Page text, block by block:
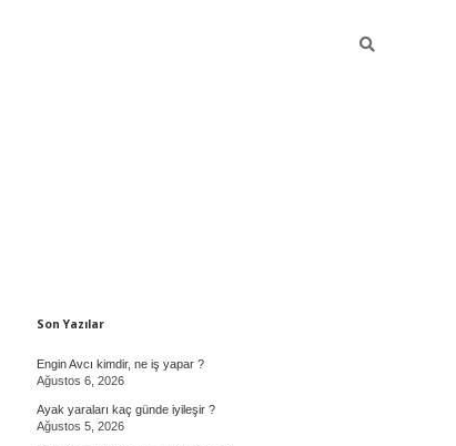
Sidebar
Son Yazılar
Engin Avcı kimdir, ne iş yapar ?
Ağustos 6, 2026
Ayak yaraları kaç günde iyileşir ?
Ağustos 5, 2026